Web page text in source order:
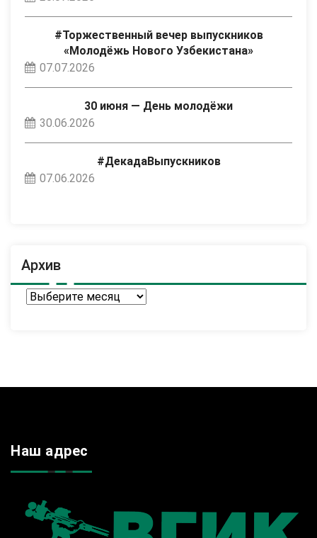
#Торжественный вечер выпускников
«Молодёжь Нового Узбекистана»
07.07.2026
30 июня — День молодёжи
30.06.2026
#ДекадаВыпускников
07.06.2026
Архив
Архив
Наш адрес